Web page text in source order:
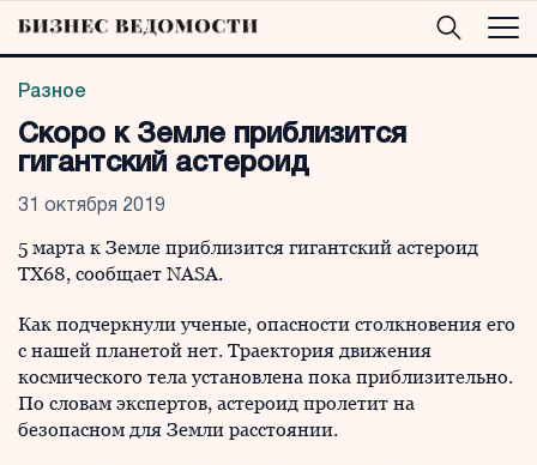
Разное
Скоро к Земле приблизится
гигантский астероид
31 октября 2019
5 марта к Земле приблизится гигантский астероид
TX68, сообщает NASA.
Как подчеркнули ученые, опасности столкновения его
с нашей планетой нет. Траектория движения
космического тела установлена пока приблизительно.
По словам экспертов, астероид пролетит на
безопасном для Земли расстоянии.